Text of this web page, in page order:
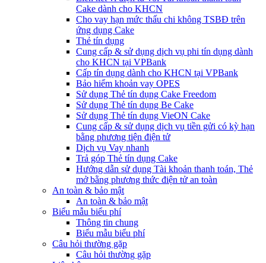
Cake dành cho KHCN
Cho vay hạn mức thấu chi không TSBĐ trên
ứng dụng Cake
Thẻ tín dụng
Cung cấp & sử dụng dịch vụ phi tín dụng dành
cho KHCN tại VPBank
Cấp tín dụng dành cho KHCN tại VPBank
Bảo hiểm khoản vay OPES
Sử dụng Thẻ tín dụng Cake Freedom
Sử dụng Thẻ tín dụng Be Cake
Sử dụng Thẻ tín dụng VieON Cake
Cung cấp & sử dụng dịch vụ tiền gửi có kỳ hạn
bằng phương tiện điện tử
Dịch vụ Vay nhanh
Trả góp Thẻ tín dụng Cake
Hướng dẫn sử dụng Tài khoản thanh toán, Thẻ
mở bằng phương thức điện tử an toàn
An toàn & bảo mật
An toàn & bảo mật
Biểu mẫu biểu phí
Thông tin chung
Biểu mẫu biểu phí
Câu hỏi thường gặp
Câu hỏi thường gặp